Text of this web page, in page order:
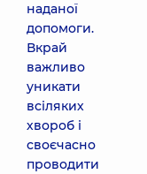
наданої
допомоги.
Вкрай
важливо
уникати
всіляких
хвороб і
своєчасно
проводити